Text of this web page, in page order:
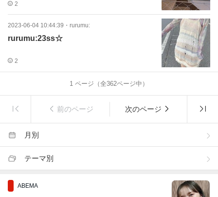
2
2023-06-04 10:44:39 ・ rurumu:
rurumu:23ss☆
2
1 ページ（全362ページ中）
前のページ 次のページ
月別
テーマ別
ABEMA